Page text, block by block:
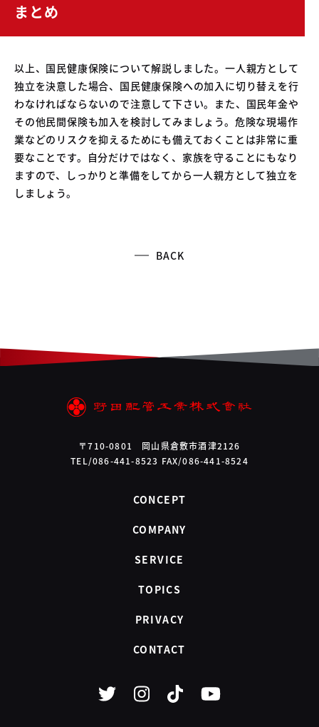
まとめ
以上、国民健康保険について解説しました。一人親方として
独立を決意した場合、国民健康保険への加入に切り替えを行
わなければならないので注意して下さい。また、国民年金や
その他民間保険も加入を検討してみましょう。危険な現場作
業などのリスクを抑えるためにも備えておくことは非常に重
要なことです。自分だけではなく、家族を守ることにもなり
ますので、しっかりと準備をしてから一人親方として独立を
しましょう。
BACK
〒710-0801 岡山県倉敷市酒津2126
TEL/086-441-8523 FAX/086-441-8524
CONCEPT
COMPANY
SERVICE
TOPICS
PRIVACY
CONTACT